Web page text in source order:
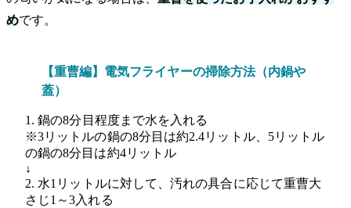
めです。
【重曹編】電気フライヤーの掃除方法（内鍋や
蓋）
1. 鍋の8分目程度まで水を入れる
※3リットルの鍋の8分目は約2.4リットル、5リットル
の鍋の8分目は約4リットル
↓
2. 水1リットルに対して、汚れの具合に応じて重曹大
さじ1～3入れる